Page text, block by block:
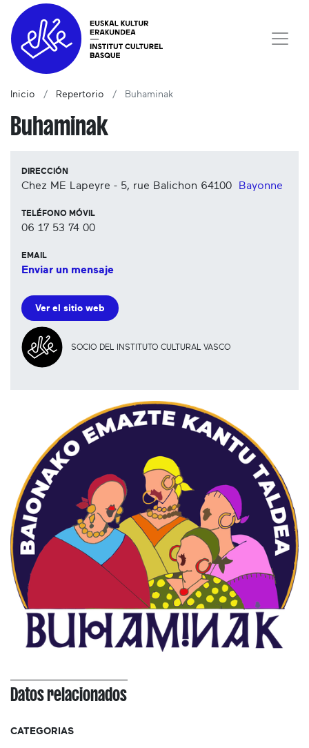
Inicio Repertorio Buhaminak
Buhaminak
DIRECCIÓN
Chez ME Lapeyre - 5, rue Balichon 64100 Bayonne
TELÉFONO MÓVIL
06 17 53 74 00
EMAIL
Enviar un mensaje
Ver el sitio web
SOCIO DEL INSTITUTO CULTURAL VASCO
Datos relacionados
CATEGORIAS